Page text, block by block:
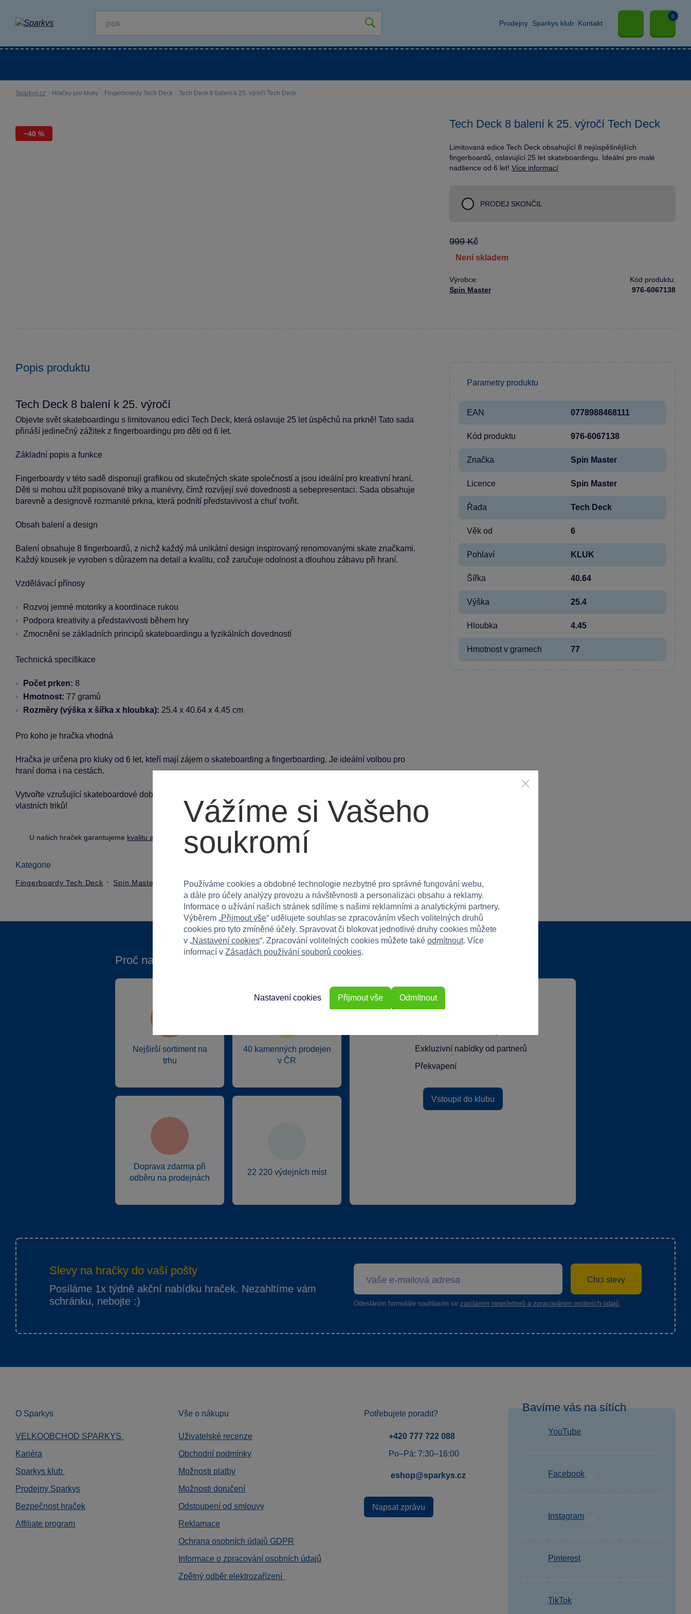
Prodejny Sparkys klub Kontakt
0
Sparkys.cz · Hračky pro kluky · Fingerboardy Tech Deck · Tech Deck 8 balení k 25. výročí Tech Deck
−40 %
Tech Deck 8 balení k 25. výročí Tech Deck
Limitovaná edice Tech Deck obsahující 8 nejúspěšnějších
fingerboardů, oslavující 25 let skateboardingu. Ideální pro malé
nadšence od 6 let! Více informací
PRODEJ SKONČIL
999 Kč
není skladem
Výrobce:
Spin Master
Kód produktu:
976-6067138
Popis produktu
Tech Deck 8 balení k 25. výročí
Objevte svět skateboardingu s limitovanou edicí Tech Deck, která oslavuje 25 let úspěchů na prkně! Tato sada
přináší jedinečný zážitek z fingerboardingu pro děti od 6 let.
Základní popis a funkce
Fingerboardy v této sadě disponují grafikou od skutečných skate společností a jsou ideální pro kreativní hraní.
Děti si mohou užít popisované triky a manévry, čímž rozvíjejí své dovednosti a sebepresentaci. Sada obsahuje
barevně a designově rozmanité prkna, která podnítí představivost a chuť tvořit.
Obsah balení a design
Balení obsahuje 8 fingerboardů, z nichž každý má unikátní design inspirovaný renomovanými skate značkami.
Každý kousek je vyroben s důrazem na detail a kvalitu, což zaručuje odolnost a dlouhou zábavu při hraní.
Vzdělávací přínosy
Rozvoj jemné motoriky a koordinace rukou
Podpora kreativity a představivosti během hry
Zmocnění se základních principů skateboardingu a fyzikálních dovedností
Technická specifikace
Počet prken: 8
Hmotnost: 77 gramů
Rozměry (výška x šířka x hloubka): 25.4 x 40.64 x 4.45 cm
Pro koho je hračka vhodná
Hračka je určena pro kluky od 6 let, kteří mají zájem o skateboarding a fingerboarding. Je ideální volbou pro
hraní doma i na cestách.
Vytvořte vzrušující skateboardové dobrodružství s limitovanou edicí Tech Deck a zažijte radost z tvorby
vlastních triků!
U našich hraček garantujeme kvalitu a bezpečnost.
Kategorie
Fingerboardy Tech Deck Spin Master
Parametry produktu
EAN 0778988468111
Kód produktu 976-6067138
Značka Spin Master
Licence Spin Master
Řada Tech Deck
Věk od 6
Pohlaví KLUK
Šířka 40.64
Výška 25.4
Hloubka 4.45
Hmotnost v gramech 77
Proč nakupovat ve Sparkys?
Nejširší sortiment na
trhu
40 kamenných prodejen
v ČR
Doprava zdarma při
odběru na prodejnách
22 220 výdejních míst
Exkluzivní nabídky od partnerů
Překvapení
Vstoupit do klubu
Slevy na hračky do vaší pošty
Posíláme 1x týdně akční nabídku hraček. Nezahltíme vám
schránku, nebojte :)
Chci slevy
Odesláním formuláře souhlasím se zasíláním newsletterů a zpracováním osobních údajů.
O Sparkys
VELKOOBCHOD SPARKYS
Kariéra
Sparkys klub
Prodejny Sparkys
Bezpečnost hraček
Affiliate program
Vše o nákupu
Uživatelské recenze
Obchodní podmínky
Možnosti platby
Možnosti doručení
Odstoupení od smlouvy
Reklamace
Ochrana osobních údajů GDPR
Informace o zpracování osobních údajů
Zpětný odběr elektrozařízení
Potřebujete poradit?
+420 777 722 088
Po–Pá: 7:30–16:00
eshop@sparkys.cz
Napsat zprávu
Bavíme vás na sítích
YouTube
Facebook
Instagram
Pinterest
TikTok
Vážíme si Vašeho
soukromí
Používáme cookies a obdobné technologie nezbytné pro správné fungování webu,
a dále pro účely analýzy provozu a návštěvnosti a personalizaci obsahu a reklamy.
Informace o užívání našich stránek sdílíme s našimi reklamními a analytickými partnery.
Výběrem „Přijmout vše“ udělujete souhlas se zpracováním všech volitelných druhů
cookies pro tyto zmíněné účely. Spravovat či blokovat jednotlivé druhy cookies můžete
v „Nastavení cookies“. Zpracování volitelných cookies můžete také odmítnout. Více
informací v Zásadách používání souborů cookies.
Odmítnout
Nastavení cookies Přijmout vše